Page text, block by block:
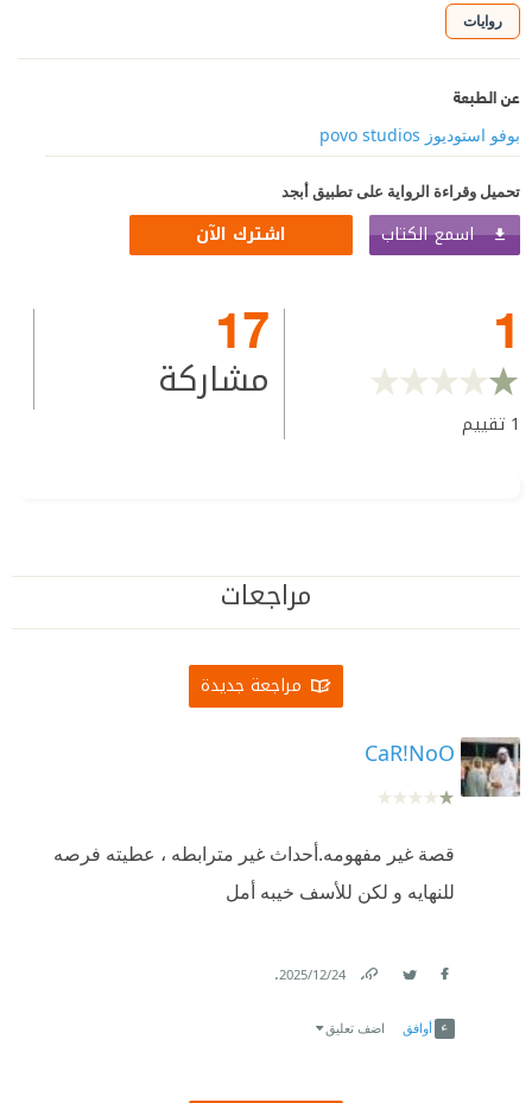
روايات
عن الطبعة
بوفو استوديوز povo studios
تحميل وقراءة الرواية على تطبيق أبجد
اسمع الكتاب اشترك الآن
1
1 تقييم
17
مشاركة
مراجعات
مراجعة جديدة
CaR!NoO
قصة غير مفهومه.أحداث غير مترابطه ، عطيته فرصه
للنهايه و لكن للأسف خيبه أمل
24‏/12‏/2025
.
أوافق اضف تعليق